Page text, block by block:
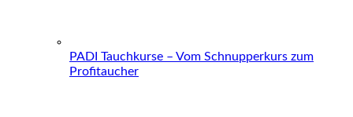
PADI Tauchkurse – Vom Schnupperkurs zum
Profitaucher